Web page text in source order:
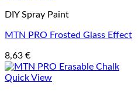
DIY Spray Paint
MTN PRO Frosted Glass Effect
8,63 €
Quick View